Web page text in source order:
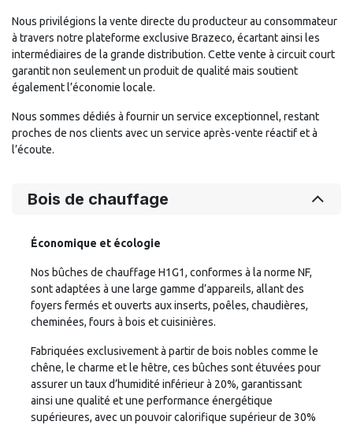
Nous privilégions la vente directe du producteur au consommateur
à travers notre plateforme exclusive Brazeco, écartant ainsi les
intermédiaires de la grande distribution. Cette vente à circuit court
garantit non seulement un produit de qualité mais soutient
également l’économie locale.
Nous sommes dédiés à fournir un service exceptionnel, restant
proches de nos clients avec un service après-vente réactif et à
l’écoute.
Bois de chauffage
Économique et écologie
Nos bûches de chauffage H1G1, conformes à la norme NF,
sont adaptées à une large gamme d’appareils, allant des
foyers fermés et ouverts aux inserts, poêles, chaudières,
cheminées, fours à bois et cuisinières.
Fabriquées exclusivement à partir de bois nobles comme le
chêne, le charme et le hêtre, ces bûches sont étuvées pour
assurer un taux d’humidité inférieur à 20%, garantissant
ainsi une qualité et une performance énergétique
supérieures, avec un pouvoir calorifique supérieur de 30%